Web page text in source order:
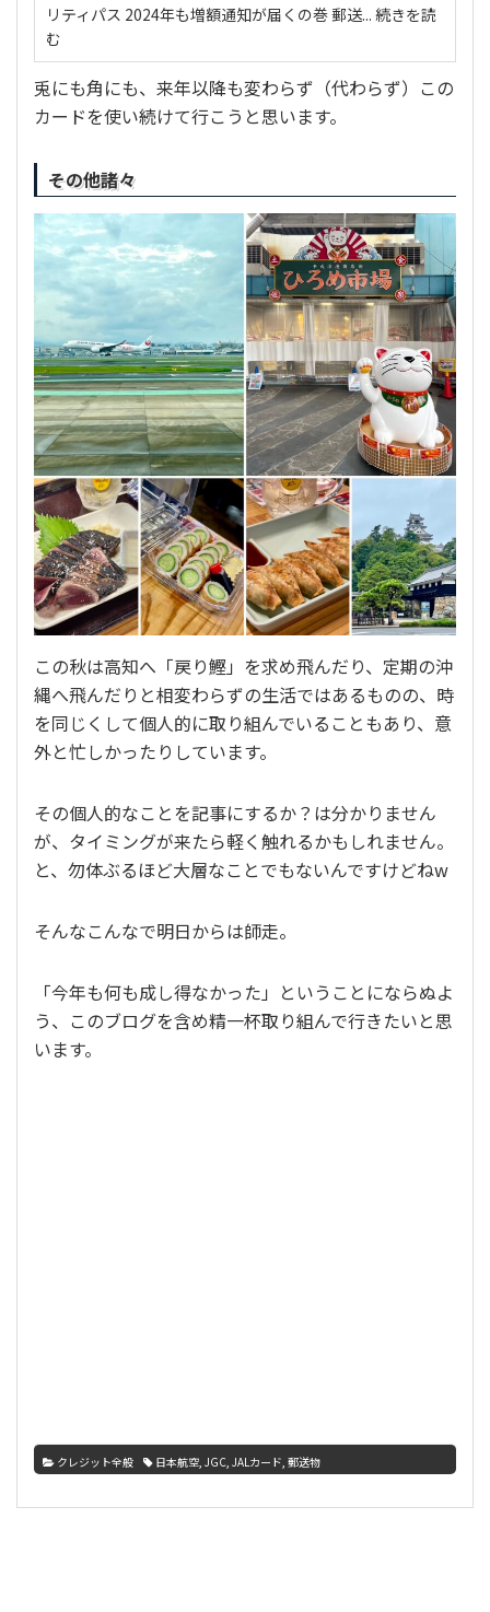
兎にも角にも、来年以降も変わらず（代わらず）この
カードを使い続けて行こうと思います。
その他諸々
この秋は高知へ「戻り鰹」を求め飛んだり、定期の沖
縄へ飛んだりと相変わらずの生活ではあるものの、時
を同じくして個人的に取り組んでいることもあり、意
外と忙しかったりしています。
その個人的なことを記事にするか？は分かりません
が、タイミングが来たら軽く触れるかもしれません。
と、勿体ぶるほど大層なことでもないんですけどねw
そんなこんなで明日からは師走。
「今年も何も成し得なかった」ということにならぬよ
う、このブログを含め精一杯取り組んで行きたいと思
います。
クレジット全般 日本航空 JGC JALカード 郵送物